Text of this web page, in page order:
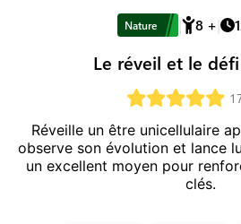
Nature 8 +
Le réveil et le
Réveille un être unicellulaire
observe son évolution et lance
un excellent moyen pour
clés.